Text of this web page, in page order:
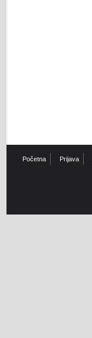
Početna Prijava